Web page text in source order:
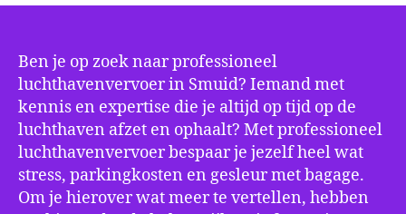
Ben je op zoek naar professioneel
luchthavenvervoer in Smuid? Iemand met
kennis en expertise die je altijd op tijd op de
luchthaven afzet en ophaalt? Met professioneel
luchthavenvervoer bespaar je jezelf heel wat
stress, parkingkosten en gesleur met bagage.
Om je hierover wat meer te vertellen, hebben